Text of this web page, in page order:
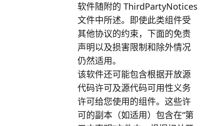
软件随附的 ThirdPartyNotices
文件中所述。即使此类组件受
其他协议的约束，下面的免责
声明以及损害限制和除外情况
仍然适用。
该软件还可能包含根据开放源
代码许可及源代码可用性义务
许可给您使用的组件。这些许
可的副本（如适用）包含在“第